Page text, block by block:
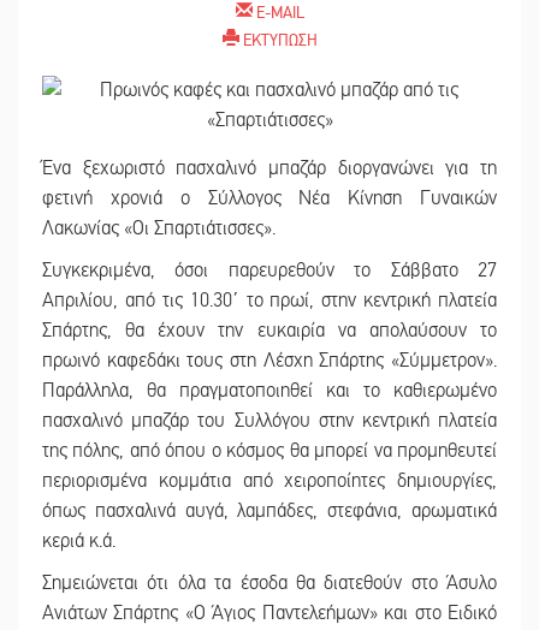
E-MAIL
ΕΚΤΥΠΩΣΗ
Ένα ξεχωριστό πασχαλινό μπαζάρ διοργανώνει για τη
φετινή χρονιά ο Σύλλογος Νέα Κίνηση Γυναικών
Λακωνίας «Οι Σπαρτιάτισσες».
Συγκεκριμένα, όσοι παρευρεθούν το Σάββατο 27
Απριλίου, από τις 10.30΄ το πρωί, στην κεντρική πλατεία
Σπάρτης, θα έχουν την ευκαιρία να απολαύσουν το
πρωινό καφεδάκι τους στη Λέσχη Σπάρτης «Σύμμετρον».
Παράλληλα, θα πραγματοποιηθεί και το καθιερωμένο
πασχαλινό μπαζάρ του Συλλόγου στην κεντρική πλατεία
της πόλης, από όπου ο κόσμος θα μπορεί να προμηθευτεί
περιορισμένα κομμάτια από χειροποίητες δημιουργίες,
όπως πασχαλινά αυγά, λαμπάδες, στεφάνια, αρωματικά
κεριά κ.ά.
Σημειώνεται ότι όλα τα έσοδα θα διατεθούν στο Άσυλο
Ανιάτων Σπάρτης «Ο Άγιος Παντελεήμων» και στο Ειδικό